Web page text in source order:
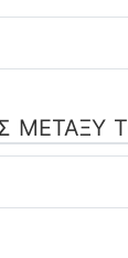
ΜΕΤΑΞΎ